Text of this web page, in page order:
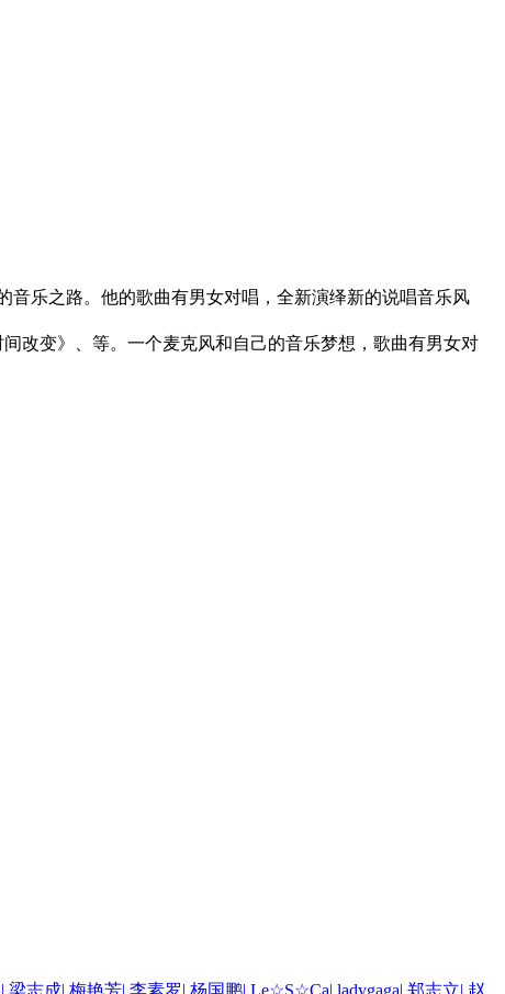
音乐之路。他的歌曲有男女对唱，全新演绎新的说唱音乐风
改变》、等。一个麦克风和自己的音乐梦想，歌曲有男女对
| 梁志成| 梅艳芳| 李素罗| 杨国鹏| Le☆S☆Ca| ladygaga| 郑志立| 赵